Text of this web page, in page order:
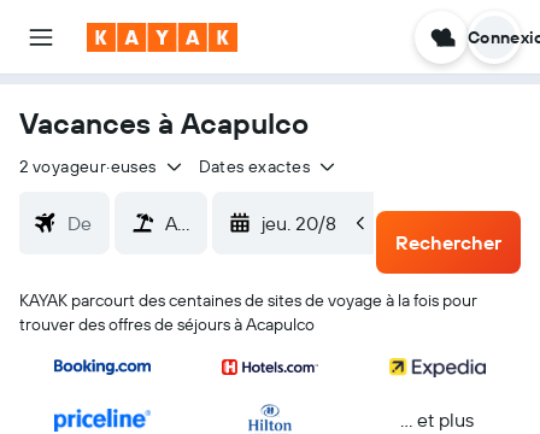
Vacances à Acapulco
2 voyageur·euses Dates exactes
jeu. 20/8
dim. 23/8
Rechercher
KAYAK parcourt des centaines de sites de voyage à la fois pour
trouver des offres de séjours à Acapulco
… et plus